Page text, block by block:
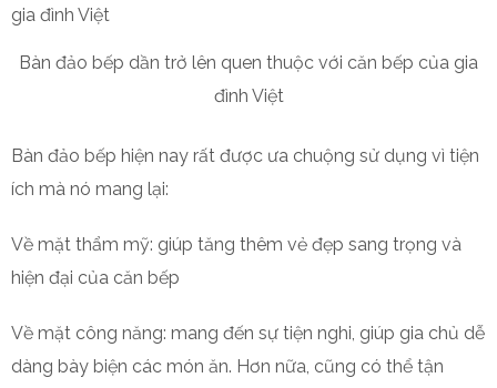
Bàn đảo bếp dần trở lên quen thuộc với căn bếp của gia
đình Việt
Bàn đảo bếp hiện nay rất được ưa chuộng sử dụng vì tiện
ích mà nó mang lại:
Về mặt thẩm mỹ: giúp tăng thêm vẻ đẹp sang trọng và
hiện đại của căn bếp
Về mặt công năng: mang đến sự tiện nghi, giúp gia chủ dễ
dàng bày biện các món ăn. Hơn nữa, cũng có thể tận